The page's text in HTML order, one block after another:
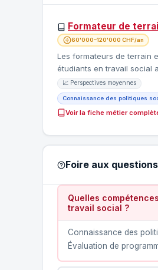
Formateur de
60'000–120'000 CHF/an
Les formateurs de terrain
étudiants en travail social
📈 Perspectives moyennes
Connaissance des politiques
Voir la fiche métier
Foire aux
Quelles
travail social ?
Connaissance des
Évaluation de